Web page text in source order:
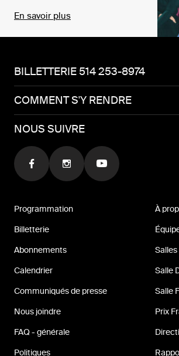
En savoir plus
BILLETTERIE 514 253-8974
COMMENT S'Y RENDRE
NOUS SUIVRE
Programmation
Billetterie
Abonnements
Calendrier
Communiqués de presse
Nous joindre
FAQ - générale
Politiques
À
Salle
Salle
Prix